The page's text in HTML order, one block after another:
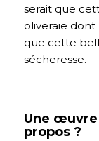
serait que
oliveraie
que cette
sécheresse.
Une
propos ?